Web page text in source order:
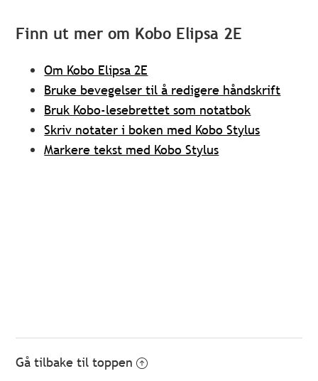
Finn ut mer om Kobo Elipsa 2E
Om Kobo Elipsa 2E
Bruke bevegelser til å redigere håndskrift
Bruk Kobo-lesebrettet som notatbok
Skriv notater i boken med Kobo Stylus
Markere tekst med Kobo Stylus
Gå tilbake til toppen